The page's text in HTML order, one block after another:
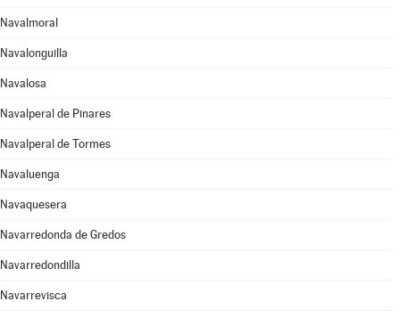
Navalmoral
Navalonguilla
Navalosa
Navalperal de Pinares
Navalperal de Tormes
Navaluenga
Navaquesera
Navarredonda de Gredos
Navarredondilla
Navarrevisca